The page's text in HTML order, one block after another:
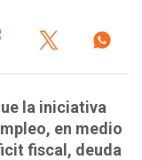
la iniciativa
en medio
fiscal, deuda